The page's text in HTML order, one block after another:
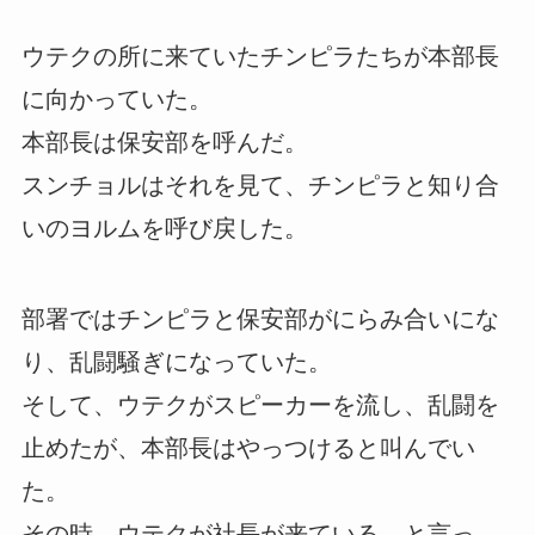
ウテクの所に来ていたチンピラたちが本部長
に向かっていた。
本部長は保安部を呼んだ。
スンチョルはそれを見て、チンピラと知り合
いのヨルムを呼び戻した。
部署ではチンピラと保安部がにらみ合いにな
り、乱闘騒ぎになっていた。
そして、ウテクがスピーカーを流し、乱闘を
止めたが、本部長はやっつけると叫んでい
た。